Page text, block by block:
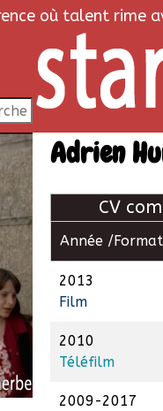
où talent rime
Adrien
CV
Année / Format
2013
Film
2010
Téléfilm
2009-2017